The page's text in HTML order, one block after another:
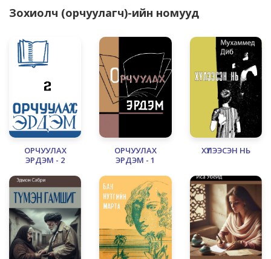
Зохиолч (орчуулагч)-ийн номууд
ОРЧУУЛАХ
ЭРДЭМ - 2
ОРЧУУЛАХ
ЭРДЭМ - 1
ХҮЛЭЭСЭН НЬ